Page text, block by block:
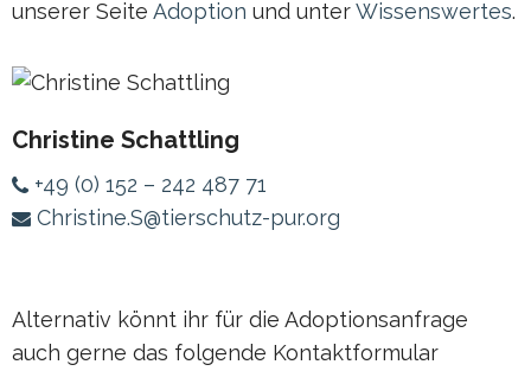
unserer Seite Adoption und unterWissenswertes.
Christine Schattling
+49 (0) 152 – 242 487 71
Christine.S@tierschutz-pur.org
Alternativ könnt ihr für die Adoptionsanfrage
auch gerne das folgende Kontaktformular